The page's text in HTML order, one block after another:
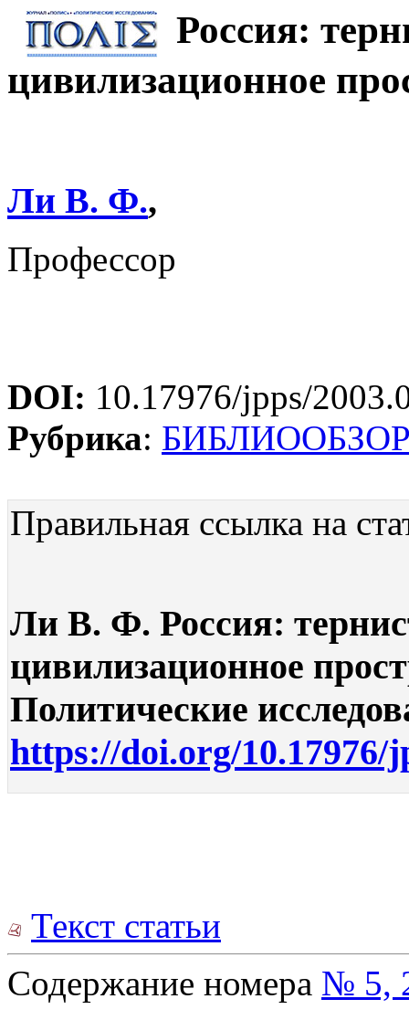
Россия:
цивилизационное
Ли В. Ф.,
Профессор
DOI: 10.17976/jpps/
Рубрика:
Правильная ссылка на
Ли В. Ф. Россия:
цивилизационное
Политические
https://doi.org/10.17976/
Текст статьи
Содержание номера № 5,